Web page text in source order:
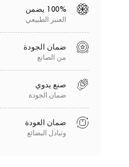
100% يضمن
العنبر الطبيعي
ضمان الجودة
من الصانع
صنع يدوي
ضمان الجودة
ضمان العودة
وتبادل البضائع